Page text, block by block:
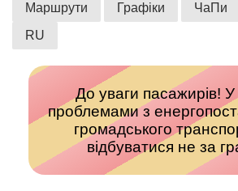
Маршрути
Графіки ЧаПи
RU
До уваги пасажирів! У
проблемами з
громадського
відбуватися не за